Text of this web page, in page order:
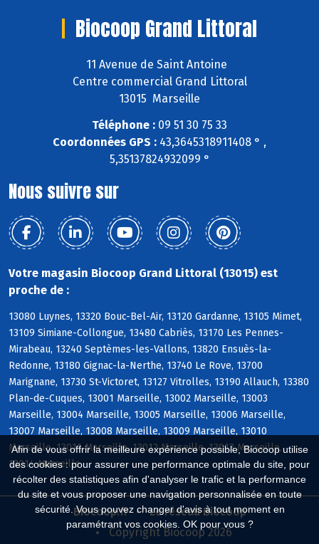
Afin de vous offrir la meilleure expérience possible, Biocoop utilise
des cookies : pour assurer une performance optimale du site, pour
récolter des statistiques afin d'analyser le trafic et la performance
du site et vous proposer une navigation personnalisée en toute
sécurité. Vous pouvez changer d'avis à tout moment en
paramétrant vos cookies. OK pour vous ?
Biocoop Grand Littoral
11 Avenue de Saint Antoine
Centre commercial Grand Littoral
13015 Marseille
Téléphone : 09 51 30 75 33
Coordonnées GPS : 43,3645318911408 ° ,
5,35137824932099 °
Nous suivre sur
Votre magasin Biocoop Grand Littoral (13015) est
proche de :
13080 Luynes, 13320 Bouc-Bel-Air, 13120 Gardanne, 13105 Mimet,
13109 Simiane-Collongue, 13480 Cabriès, 13170 Les Pennes-
Mirabeau, 13240 Septèmes-les-Vallons, 13820 Ensuès-la-
Redonne, 13180 Gignac-la-Nerthe, 13740 Le Rove, 13700
Marignane, 13730 St-Victoret, 13127 Vitrolles, 13190 Allauch, 13380
Plan-de-Cuques, 13001 Marseille, 13002 Marseille, 13003
Marseille, 13004 Marseille, 13005 Marseille, 13006 Marseille,
13007 Marseille, 13008 Marseille, 13009 Marseille, 13010
Marseille, 13011 Marseille, 13012 Marseille, 13013 Marseille,
13014 Marseille
Biocoop.fr
Le réseau Biocoop
Copyright Biocoop 2026